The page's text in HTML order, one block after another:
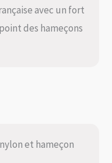
avec un fort
des hameçons
et hameçon